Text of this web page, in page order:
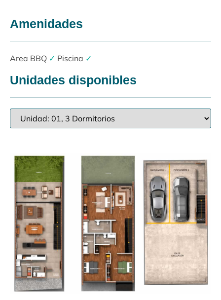
Amenidades
Area BBQ ✓ Piscina ✓
Unidades disponibles